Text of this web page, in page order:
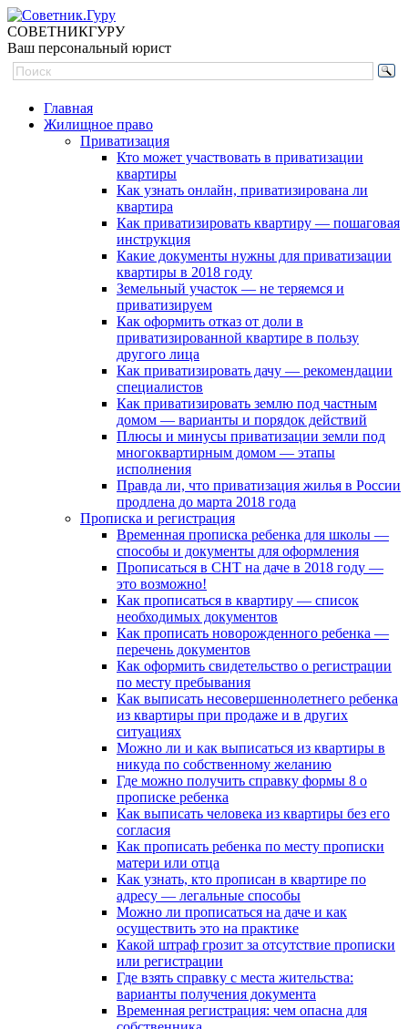
СОВЕТНИКГУРУ
Ваш персональный юрист
Главная
Жилищное право
Приватизация
Кто может участвовать в приватизации
квартиры
Как узнать онлайн, приватизирована ли
квартира
Как приватизировать квартиру — пошаговая
инструкция
Какие документы нужны для приватизации
квартиры в 2018 году
Земельный участок — не теряемся и
приватизируем
Как оформить отказ от доли в
приватизированной квартире в пользу
другого лица
Как приватизировать дачу — рекомендации
специалистов
Как приватизировать землю под частным
домом — варианты и порядок действий
Плюсы и минусы приватизации земли под
многоквартирным домом — этапы
исполнения
Правда ли, что приватизация жилья в России
продлена до марта 2018 года
Прописка и регистрация
Временная прописка ребенка для школы —
способы и документы для оформления
Прописаться в СНТ на даче в 2018 году —
это возможно!
Как прописаться в квартиру — список
необходимых документов
Как прописать новорожденного ребенка —
перечень документов
Как оформить свидетельство о регистрации
по месту пребывания
Как выписать несовершеннолетнего ребенка
из квартиры при продаже и в других
ситуациях
Можно ли и как выписаться из квартиры в
никуда по собственному желанию
Где можно получить справку формы 8 о
прописке ребенка
Как выписать человека из квартиры без его
согласия
Как прописать ребенка по месту прописки
матери или отца
Как узнать, кто прописан в квартире по
адресу — легальные способы
Можно ли прописаться на даче и как
осуществить это на практике
Какой штраф грозит за отсутствие прописки
или регистрации
Где взять справку с места жительства:
варианты получения документа
Временная регистрация: чем опасна для